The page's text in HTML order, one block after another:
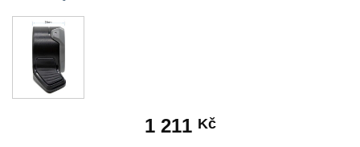
1 211 Kč